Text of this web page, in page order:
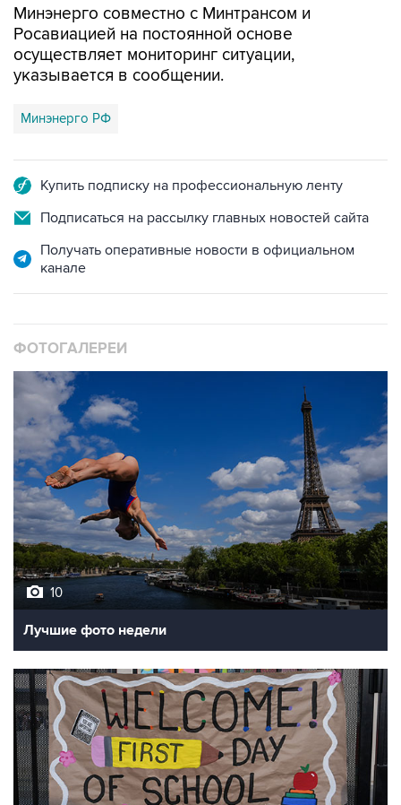
Минэнерго совместно с Минтрансом и
Росавиацией на постоянной основе
осуществляет мониторинг ситуации,
указывается в сообщении.
Минэнерго РФ
Купить подписку на профессиональную ленту
Подписаться на рассылку главных новостей сайта
Получать оперативные новости в официальном
канале
ФОТОГАЛЕРЕИ
10
Лучшие фото недели